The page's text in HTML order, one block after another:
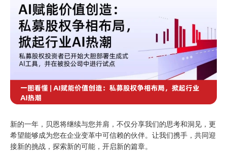
新的一年，贝恩将继续与您并肩，不仅分享我们的思考和洞见，更
希望能够成为您在企业变革中可信赖的伙伴。让我们携手，共同迎
接新的挑战，探索新的可能，开启新的篇章。